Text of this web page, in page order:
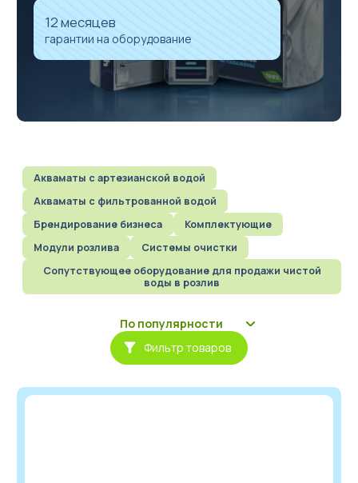
Акваматы с привозной водой
Модули розлива
Системы очистки воды
Комплектующие к акваматам
Бизнес под ключ
Мониторинг вендинговых автоматов
12 месяцев
гарантии на оборудование
Акваматы с артезианской водой
Акваматы с фильтрованной водой
Брендирование бизнеса
Комплектующие
Модули розлива
Системы очистки
Сопутствующее оборудование для продажи чистой
воды в розлив
Фильтр товаров